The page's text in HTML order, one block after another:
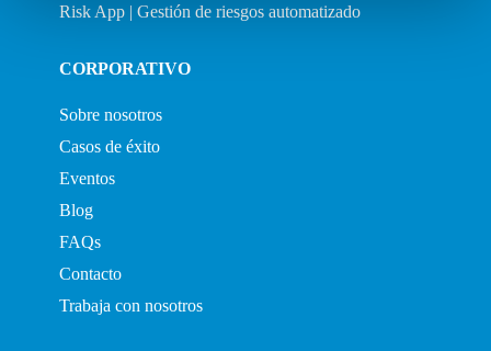
Risk App | Gestión de riesgos automatizado
CORPORATIVO
Sobre nosotros
Casos de éxito
Eventos
Blog
FAQs
Contacto
Trabaja con nosotros